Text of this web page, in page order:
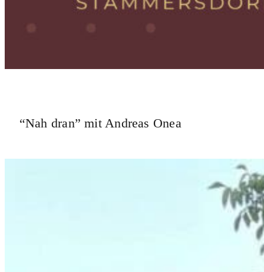
“Nah dran” mit Andreas Onea